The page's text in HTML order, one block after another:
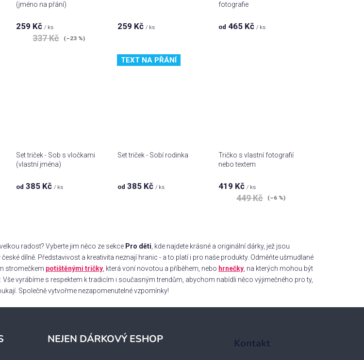
(jméno na přání)
259 Kč/ ks
337 Kč (–23 %)
259 Kč / ks
fotografie
od 465 Kč / ks
Set triček - Sob s vločkami
(vlastní jména)
od 385 Kč / ks
TEXT NA PŘÁNÍ
Set triček - Sobí rodinka
od 385 Kč / ks
Tričko s vlastní fotografií
nebo textem
419 Kč / ks
449 Kč (–6 %)
l
á
d
a
c
v
k
radost? Vyberte jim něco ze sekce Pro děti , kde najdete krásné a originální dárky, jež jsou
dílně. Představivost a kreativita neznají hranic - a to platí i pro naše produkty. Odměňte ušmudlané
stromečkem potištěnými tričky , která voní novotou a příběhem, nebo hrnečky , na kterých mohou být
Vše vyrábíme s respektem k tradicím i současným trendům, abychom nabídli něco výjimečného pro ty,
Společně vytvořme nezapomenutelné vzpomínky!
NEJEN DÁRKOVÝ ESHOP Kontakt